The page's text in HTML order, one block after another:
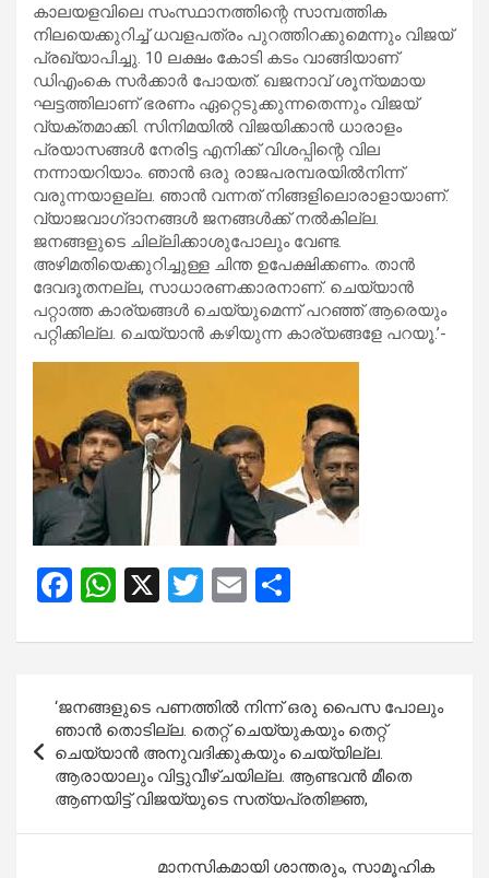
കാലയളവിലെ സംസ്ഥാനത്തിന്റെ സാമ്പത്തിക
നിലയെക്കുറിച്ച് ധവളപത്രം പുറത്തിറക്കുമെന്നും വിജയ്
പ്രഖ്യാപിച്ചു. 10 ലക്ഷം കോടി കടം വാങ്ങിയാണ്
ഡിഎംകെ സർക്കാർ പോയത്. ഖജനാവ് ശൂന്യമായ
ഘട്ടത്തിലാണ് ഭരണം ഏറ്റെടുക്കുന്നതെന്നും വിജയ്
വ്യക്തമാക്കി. സിനിമയിൽ വിജയിക്കാൻ ധാരാളം
പ്രയാസങ്ങൾ നേരിട്ട എനിക്ക് വിശപ്പിന്റെ വില
നന്നായറിയാം. ഞാൻ ഒരു രാജപരമ്പരയിൽനിന്ന്
വരുന്നയാളല്ല. ഞാൻ വന്നത് നിങ്ങളിലൊരാളായാണ്.
വ്യാജവാഗ്‌ദാനങ്ങൾ ജനങ്ങൾക്ക് നൽകില്ല.
ജനങ്ങളുടെ ചില്ലിക്കാശുപോലും വേണ്ട.
അഴിമതിയെക്കുറിച്ചുള്ള ചിന്ത ഉപേക്ഷിക്കണം. താൻ
ദേവദൂതനല്ല, സാധാരണക്കാരനാണ്. ചെയ്യാൻ
പറ്റാത്ത കാര്യങ്ങൾ ചെയ്യുമെന്ന് പറഞ്ഞ് ആരെയും
പറ്റിക്കില്ല. ചെയ്യാൻ കഴിയുന്ന കാര്യങ്ങളേ പറയൂ.’-
F
ce
o
o
k
W
at
A
p
p
X
T
tt
er
E
ail ar
navigation
‘ജനങ്ങളുടെ പണത്തിൽ നിന്ന് ഒരു പൈസ പോലും
ഞാൻ തൊടില്ല. തെറ്റ് ചെയ്യുകയും തെറ്റ്
ചെയ്യാൻ അനുവദിക്കുകയും ചെയ്യില്ല.
ആരായാലും വിട്ടുവീഴ്ചയില്ല. ആണ്ടവൻ മീതെ
ആണയിട്ട് വിജയ്‍യുടെ സത്യപ്രതിജ്ഞ,
മാനസികമായി ശാന്തരും, സാമൂഹിക